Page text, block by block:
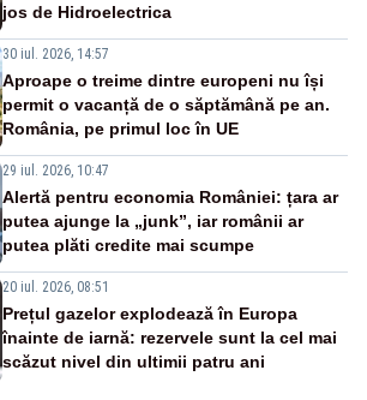
jos de Hidroelectrica
30 iul. 2026, 14:57
Aproape o treime dintre europeni nu își
permit o vacanță de o săptămână pe an.
România, pe primul loc în UE
29 iul. 2026, 10:47
Alertă pentru economia României: țara ar
putea ajunge la „junk”, iar românii ar
putea plăti credite mai scumpe
20 iul. 2026, 08:51
Prețul gazelor explodează în Europa
înainte de iarnă: rezervele sunt la cel mai
scăzut nivel din ultimii patru ani